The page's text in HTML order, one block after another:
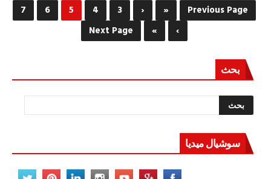
في
مالي
بوركينا
مغلقة
Previous Page
Next Page
بحث
سوشيال ميديا